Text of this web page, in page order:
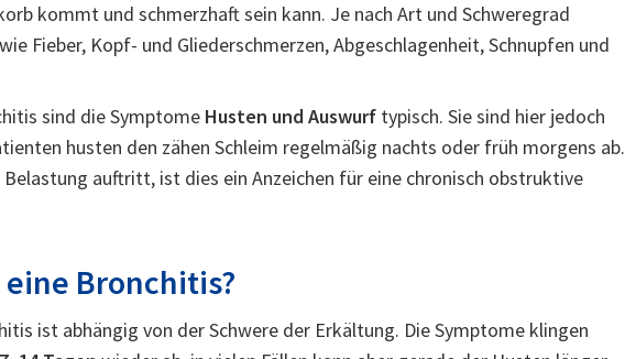
kommt und schmerzhaft sein kann. Je nach Art und Schweregrad
Fieber, Kopf- und Gliederschmerzen, Abgeschlagenheit, Schnupfen und
sind die Symptome Husten und Auswurf typisch. Sie sind hier jedoch
husten den zähen Schleim regelmäßig nachts oder früh morgens ab.
Belastung auftritt, ist dies ein Anzeichen für eine chronisch obstruktive
Bronchitis?
ist abhängig von der Schwere der Erkältung. Die Symptome klingen